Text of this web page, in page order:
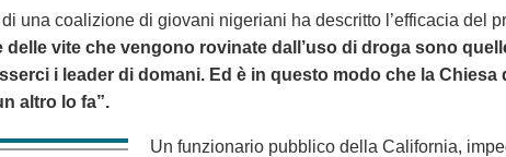
di una coalizione di giovani nigeriani ha descritto l’efficacia del
delle vite che vengono rovinate dall’uso di droga sono
i leader di domani. Ed è in questo modo che la
altro lo fa”.
Un funzionario pubblico della California,